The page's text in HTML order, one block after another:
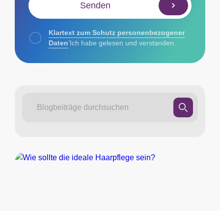
Senden
Klartext zum Schutz personenbezogener
Daten’Ich habe gelesen und verstanden.